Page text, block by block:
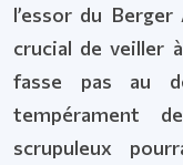
l’essor du
crucial de veiller
fasse pas au
tempérament
scrupuleux